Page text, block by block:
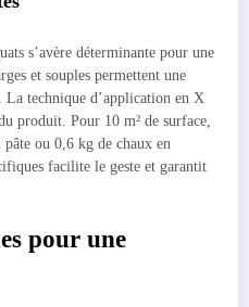
s’avère déterminante pour une
et souples permettent une
technique d’application en X
produit. Pour 10 m² de surface,
ou 0,6 kg de chaux en
facilite le geste et garantit
pour une